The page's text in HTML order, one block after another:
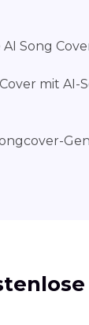
AI Song
mit